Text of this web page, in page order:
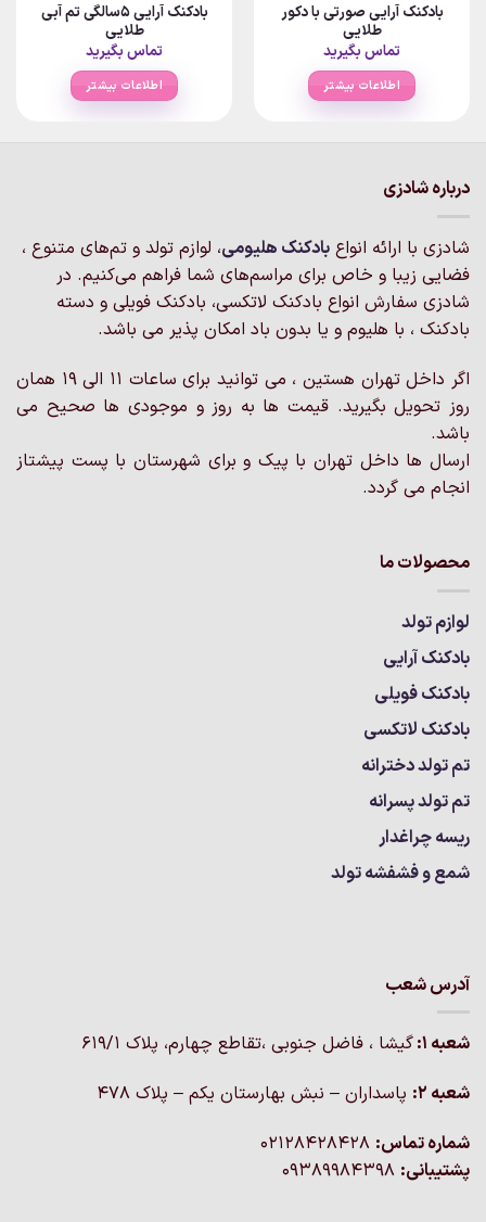
بادکنک آرایی صورتی با دکور
طلایی
تماس بگیرید
اطلاعات بیشتر
بادکنک آرایی 5سالگی تم آبی
طلایی
تماس بگیرید
اطلاعات بیشتر
درباره شادزی
شادزی با ارائه انواع بادکنک‌ هلیومی، لوازم تولد و تم‌های متنوع ،
فضایی زیبا و خاص برای مراسم‌های شما فراهم می‌کنیم. در
شادزی سفارش انواع بادکنک لاتکسی، بادکنک فویلی و دسته
بادکنک ، با هلیوم و یا بدون باد امکان پذیر می باشد.
اگر داخل تهران هستین ، می توانید برای ساعات 11 الی 19 همان
روز تحویل بگیرید. قیمت ها به روز و موجودی ها صحیح می
باشد.
ارسال ها داخل تهران با پیک و برای شهرستان با پست پیشتاز
انجام می گردد.
محصولات ما
لوازم تولد
بادکنک آرایی
بادکنک فویلی
بادکنک لاتکسی
تم تولد دخترانه
تم تولد پسرانه
ریسه چراغدار
شمع و فشفشه تولد
آدرس شعب
شعبه 1:
گيشا ، فاضل جنوبی ،تقاطع چهارم، پلاک 619/1
شعبه 2:
پاسداران – نبش بهارستان یکم – پلاک ۴۷۸
شماره تماس:
پشتیبانی: